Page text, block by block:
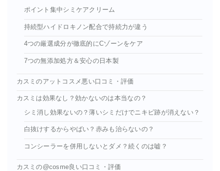
ポイント集中シミケアクリーム
持続型ハイドロキノン配合で持続力が違う
4つの厳選成分が徹底的にCゾーンをケア
7つの無添加処方＆安心の日本製
カスミのアットコスメ悪い口コミ・評価
カスミは効果なし？効かないのは本当なの？
シミ消し効果ないの？薄いシミだけでニキビ跡が消えない？
白抜けするからやばい？赤みも治らないの？
コンシーラーを併用しないとダメ？続くのは嘘？
カスミの@cosme良い口コミ・評価